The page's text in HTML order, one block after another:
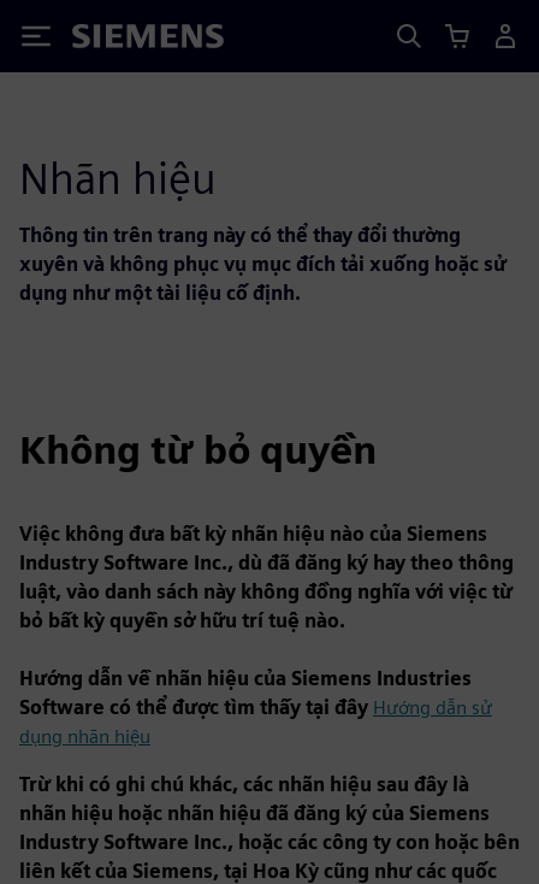
Siemens
Nhãn hiệu
Thông tin trên trang này có thể thay đổi thường
xuyên và không phục vụ mục đích tải xuống hoặc sử
dụng như một tài liệu cố định.
Không từ bỏ quyền
Việc không đưa bất kỳ nhãn hiệu nào của Siemens
Industry Software Inc., dù đã đăng ký hay theo thông
luật, vào danh sách này không đồng nghĩa với việc từ
bỏ bất kỳ quyền sở hữu trí tuệ nào.
Hướng dẫn về nhãn hiệu của Siemens Industries
Software có thể được tìm thấy tại đây Hướng dẫn sử
dụng nhãn hiệu
Trừ khi có ghi chú khác, các nhãn hiệu sau đây là
nhãn hiệu hoặc nhãn hiệu đã đăng ký của Siemens
Industry Software Inc., hoặc các công ty con hoặc bên
liên kết của Siemens, tại Hoa Kỳ cũng như các quốc